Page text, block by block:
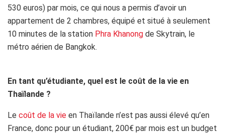
530 euros) par mois, ce qui nous a permis d’avoir un
appartement de 2 chambres, équipé et situé à seulement
10 minutes de la station Phra Khanong de Skytrain, le
métro aérien de Bangkok.
En tant qu’étudiante, quel est le coût de la vie en
Thaïlande ?
Le coût de la vie en Thaïlande n’est pas aussi élevé qu’en
France, donc pour un étudiant, 200€ par mois est un budget